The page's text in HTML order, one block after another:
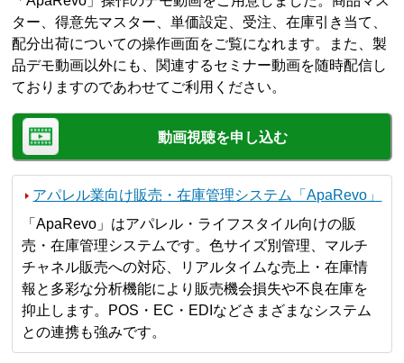
ター、得意先マスター、単価設定、受注、在庫引き当て、
配分出荷についての操作画面をご覧になれます。また、製
品デモ動画以外にも、関連するセミナー動画を随時配信し
ておりますのであわせてご利用ください。
動画視聴を申し込む
アパレル業向け販売・在庫管理システム「ApaRevo」
「ApaRevo」はアパレル・ライフスタイル向けの販
売・在庫管理システムです。色サイズ別管理、マルチ
チャネル販売への対応、リアルタイムな売上・在庫情
報と多彩な分析機能により販売機会損失や不良在庫を
抑止します。POS・EC・EDIなどさまざまなシステム
との連携も強みです。